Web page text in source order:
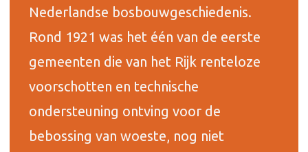
Nederlandse bosbouwgeschiedenis.
Rond 1921 was het één van de eerste
gemeenten die van het Rijk renteloze
voorschotten en technische
ondersteuning ontving voor de
bebossing van woeste, nog niet